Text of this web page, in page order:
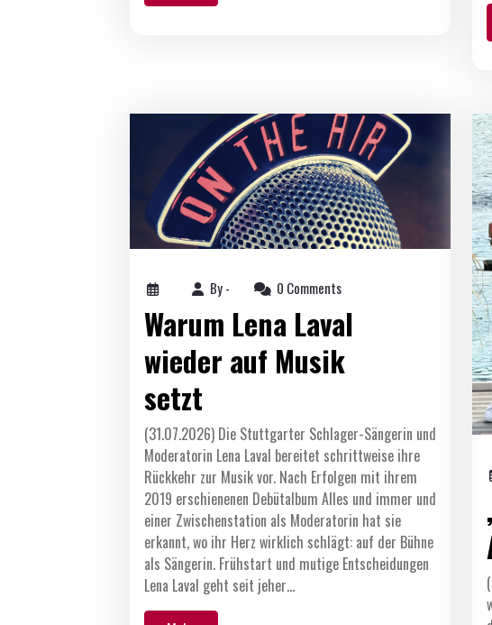
By - 0 Comments
Warum Lena Laval
wieder auf Musik
setzt
(31.07.2026) Die Stuttgarter Schlager-Sängerin und
Moderatorin Lena Laval bereitet schrittweise ihre
Rückkehr zur Musik vor. Nach Erfolgen mit ihrem
2019 erschienenen Debütalbum Alles und immer und
einer Zwischenstation als Moderatorin hat sie
erkannt, wo ihr Herz wirklich schlägt: auf der Bühne
als Sängerin. Frühstart und mutige Entscheidungen
Lena Laval geht seit jeher…